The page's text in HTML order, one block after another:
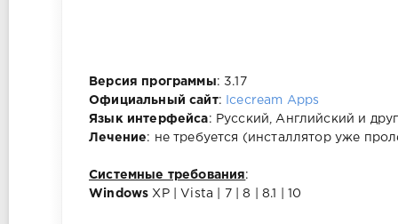
Версия программы: 3.17
Официальный сайт:
Icecream Apps
Язык интерфейса: Русский, Английский и
Лечение: не требуется (инсталлятор уже
Системные требования:
Windows XP | Vista | 7 | 8 | 8.1 | 10